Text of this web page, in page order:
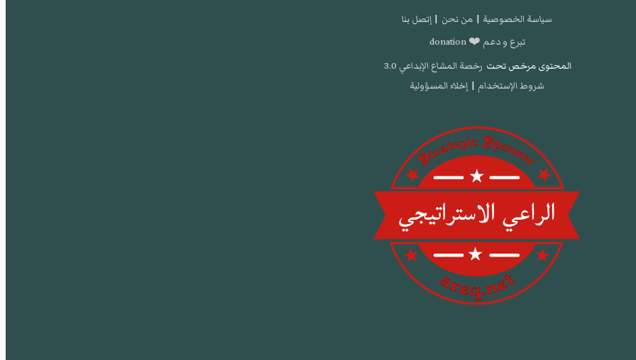
سياسة الخصوصية | من نحن | إتصل بنا
تبرع و دعم ❤️ donation
المحتوى مرخص تحت رخصة المشاع الإبداعي 3.0
شروط الإستخدام | إخلاء المسؤولية